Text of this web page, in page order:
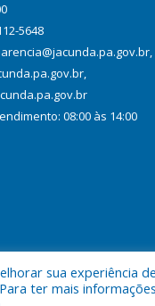
5648
08:00 às 14:00
reservados a
sua experiência
ter mais